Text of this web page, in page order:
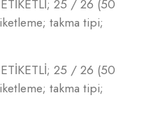
25 / 26 (50
takma tipi;
25 / 26 (50
takma tipi;